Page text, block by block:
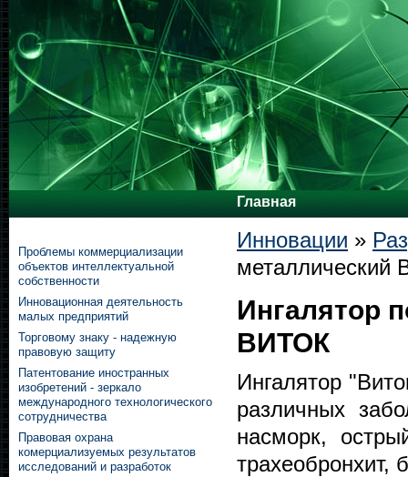
Главная
Инновации »
металлический
Ингалятор
ВИТОК
Ингалятор
различных
насморк,
трахеобронхит,
Проблемы коммерциализации
объектов интеллектуальной
собственности
Инновационная деятельность
малых предприятий
Торговому знаку - надежную
правовую защиту
Патентование иностранных
изобретений - зеркало
международного технологического
сотрудничества
Правовая охрана
комерциализуемых результатов
исследований и разработок